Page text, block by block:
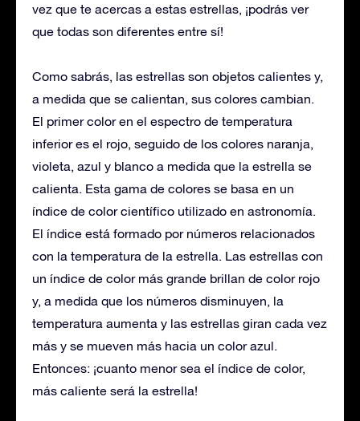
vez que te acercas a estas estrellas, ¡podrás ver
que todas son diferentes entre sí!
Como sabrás, las estrellas son objetos calientes y,
a medida que se calientan, sus colores cambian.
El primer color en el espectro de temperatura
inferior es el rojo, seguido de los colores naranja,
violeta, azul y blanco a medida que la estrella se
calienta. Esta gama de colores se basa en un
índice de color científico utilizado en astronomía.
El índice está formado por números relacionados
con la temperatura de la estrella. Las estrellas con
un índice de color más grande brillan de color rojo
y, a medida que los números disminuyen, la
temperatura aumenta y las estrellas giran cada vez
más y se mueven más hacia un color azul.
Entonces: ¡cuanto menor sea el índice de color,
más caliente será la estrella!